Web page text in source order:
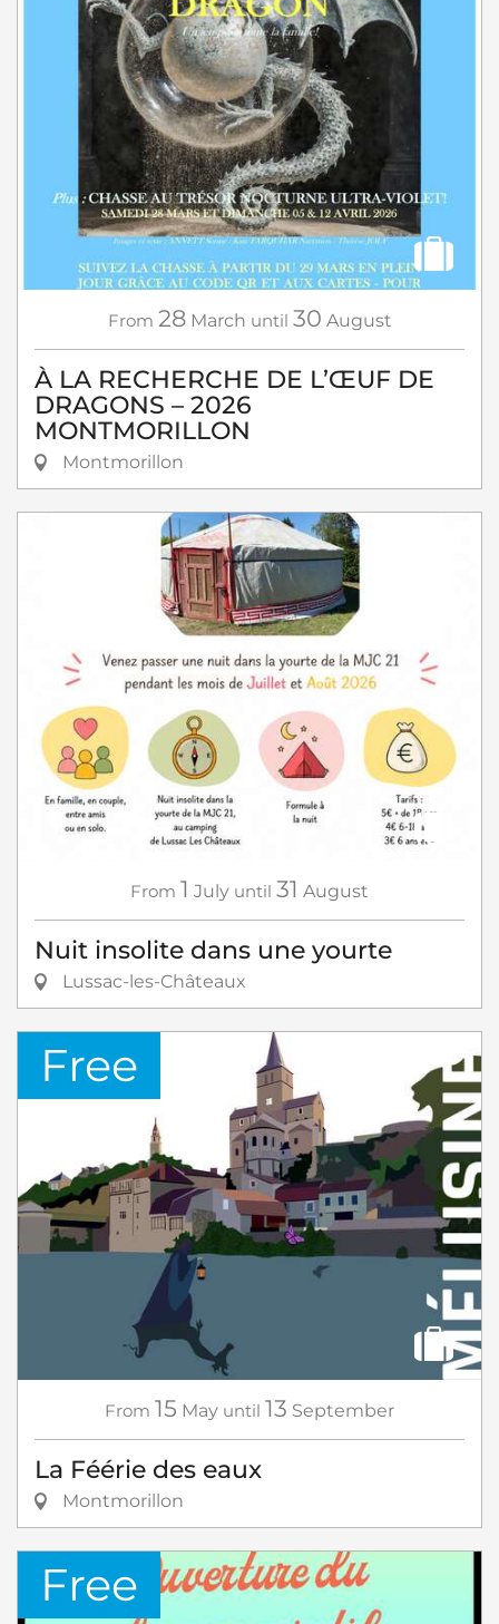
From 28 March until 30 August
À LA RECHERCHE DE L’ŒUF DE
DRAGONS – 2026
MONTMORILLON
Montmorillon
From 1 July until 31 August
Nuit insolite dans une yourte
Lussac-les-Châteaux
Free
From 15 May until 13 September
La Féérie des eaux
Montmorillon
Free